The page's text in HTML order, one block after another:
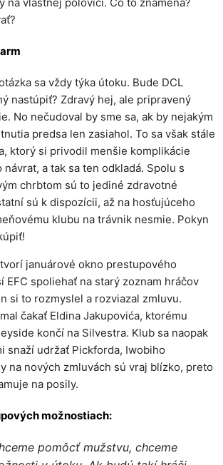
sa vždy týka útoku. Bude DCL
nastúpiť? Zdravý hej, ale pripravený
No nečudoval by sme sa, ak by nejakým
predsa len zasiahol. To sa však stále
ktorý si privodil menšie komplikácie
a tak sa ten odkladá. Spolu s
chrbtom sú to jediné zdravotné
sú k dispozícii, až na hosťujúceho
klubu na trávnik nesmie. Pokyn
januárové okno prestupového
EFC spoliehať na starý zoznam hráčov
si to rozmyslel a rozviazal zmluvu.
čakať Eldina Jakupovića, ktorému
končí na Silvestra. Klub sa naopak
snaží udržať Pickforda, Iwobiho
na nových zmluvách sú vraj blízko, preto
na posily.
možnostiach:
pomôcť mužstvu, chceme